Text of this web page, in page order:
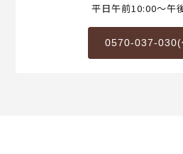
平日午前10:00～午
0570-037-030(